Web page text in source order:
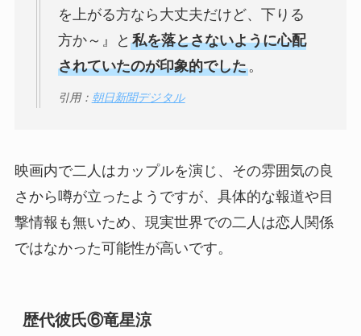
を上がる方なら大丈夫だけど、下りる
方か～』と 私を落とさないように心配
されていたのが印象的でした。
引用： 朝日新聞デジタル
映画内で二人はカップルを演じ、その雰囲気の良
さから噂が立ったようですが、具体的な報道や目
撃情報も無いため、現実世界での二人は恋人関係
ではなかった可能性が高いです。
歴代彼氏⑥竜星涼